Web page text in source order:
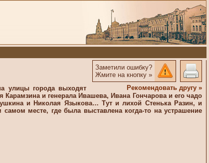
Заметили ошибку?
Жмите на кнопку »
Рекомендовать другу »
улицы города выходят
и генерала Ивашева, Ивана Гончарова и его чадо
и Николая Языкова… Тут и лихой Стенька Разин, и
месте, где была выставлена когда-то на устрашение